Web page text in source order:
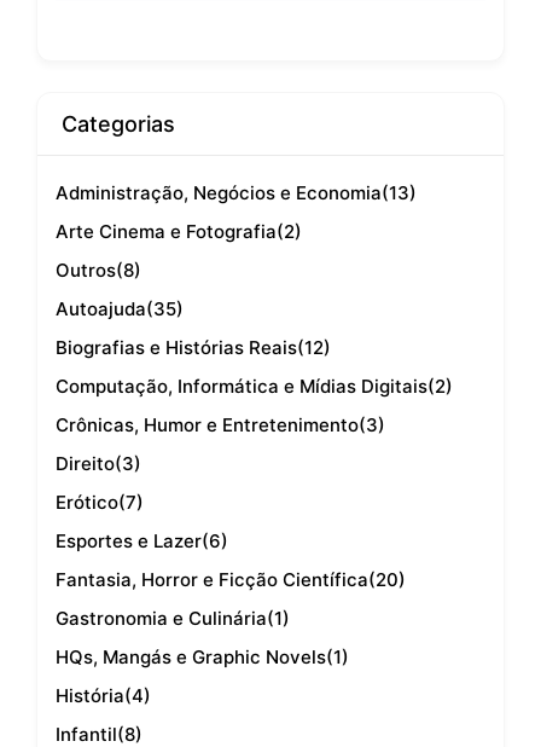
Categorias
Administração, Negócios e Economia(13)
Arte Cinema e Fotografia(2)
Outros(8)
Autoajuda(35)
Biografias e Histórias Reais(12)
Computação, Informática e Mídias Digitais(2)
Crônicas, Humor e Entretenimento(3)
Direito(3)
Erótico(7)
Esportes e Lazer(6)
Fantasia, Horror e Ficção Científica(20)
Gastronomia e Culinária(1)
HQs, Mangás e Graphic Novels(1)
História(4)
Infantil(8)